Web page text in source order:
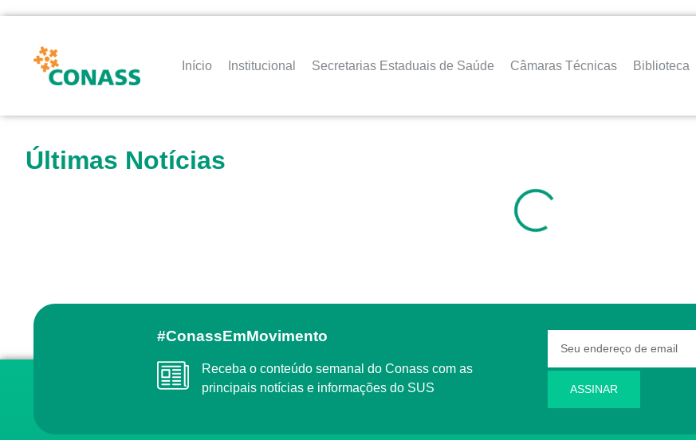
Início Institucional Secretarias Estaduais de Saúde Câmaras Técnicas Biblioteca
Últimas Notícias
#ConassEmMovimento
Receba o conteúdo semanal do Conass com as
principais notícias e informações do SUS
ASSINAR